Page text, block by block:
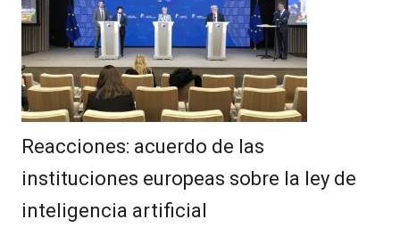
Reacciones: acuerdo de las
instituciones europeas sobre la ley de
inteligencia artificial